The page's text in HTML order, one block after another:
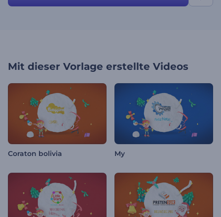
Mit dieser Vorlage erstellte Videos
Coraton bolivia My